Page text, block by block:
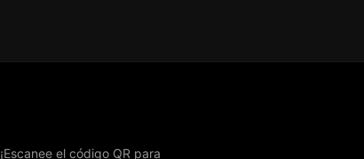
¡Escanee el código QR para